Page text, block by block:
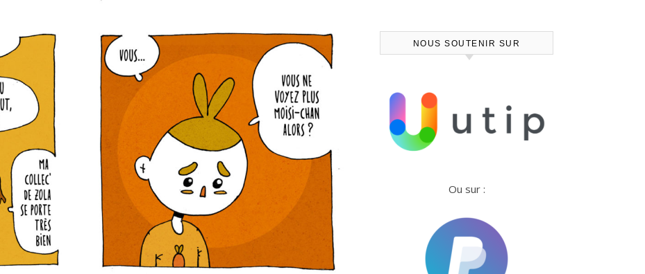
NOUS SOUTENIR SUR
Ou sur :